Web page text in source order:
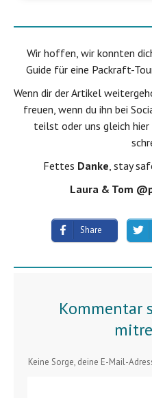
Wir hoffen, wir konnten
Guide für eine Packraft-
Wenn dir der Artikel
freuen, wenn du ihn bei
teilst oder uns gleich
Fettes Danke , stay
Laura & Tom
Share
Kommentar
Keine Sorge, deine E-Mail-